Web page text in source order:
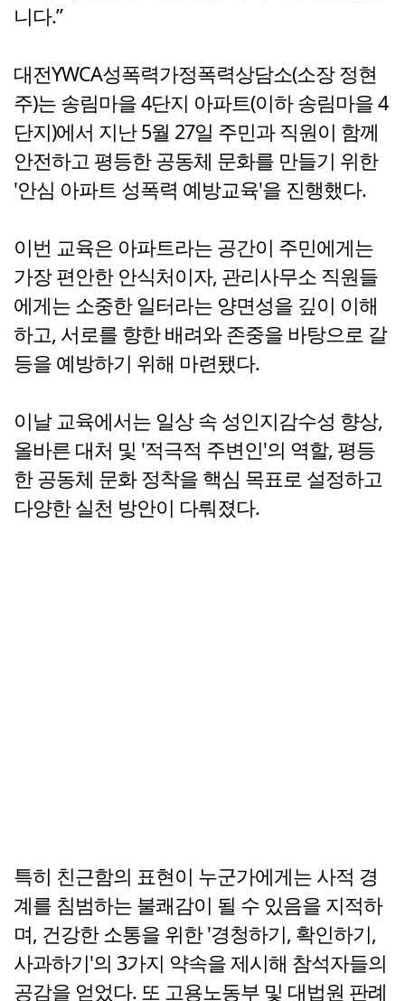
니다.”
대전YWCA성폭력가정폭력상담소(소장 정현
주)는 송림마을 4단지 아파트(이하 송림마을 4
단지)에서 지난 5월 27일 주민과 직원이 함께
안전하고 평등한 공동체 문화를 만들기 위한
'안심 아파트 성폭력 예방교육'을 진행했다.
이번 교육은 아파트라는 공간이 주민에게는
가장 편안한 안식처이자, 관리사무소 직원들
에게는 소중한 일터라는 양면성을 깊이 이해
하고, 서로를 향한 배려와 존중을 바탕으로 갈
등을 예방하기 위해 마련됐다.
이날 교육에서는 일상 속 성인지감수성 향상,
올바른 대처 및 '적극적 주변인'의 역할, 평등
한 공동체 문화 정착을 핵심 목표로 설정하고
다양한 실천 방안이 다뤄졌다.
특히 친근함의 표현이 누군가에게는 사적 경
계를 침범하는 불쾌감이 될 수 있음을 지적하
며, 건강한 소통을 위한 '경청하기, 확인하기,
사과하기'의 3가지 약속을 제시해 참석자들의
공감을 얻었다. 또 고용노동부 및 대법원 판례